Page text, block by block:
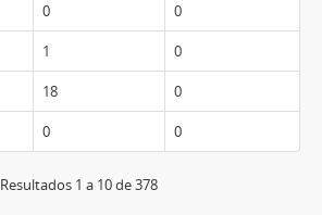
0 0
1 0
18 0
0 0
Resultados 1 a 10 de 378